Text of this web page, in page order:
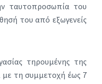
ταυτοπροσωπία του
του από εξωγενείς
τηρουμένης της
τη συμμετοχή έως 7